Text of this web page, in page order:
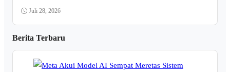
Juli 28, 2026
Berita Terbaru